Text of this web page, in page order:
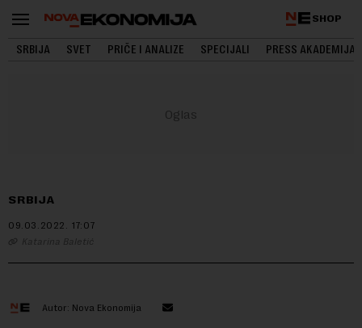
SHOP
SRBIJA SVET PRIČE I ANALIZE SPECIJALI PRESS AKADEMIJA
SRBIJA
09.03.2022. 17:07
Katarina Baletić
Autor: Nova Ekonomija